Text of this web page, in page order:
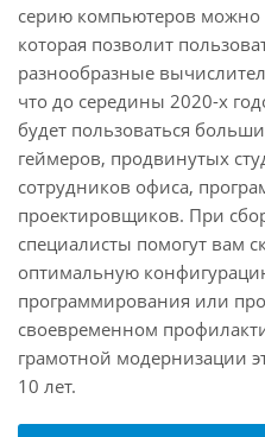
серию компьютеров можно
которая позволит
разнообразные
что до середины 2020-х
будет пользоваться
геймеров, продвинутых
сотрудников офиса,
проектировщиков. При
специалисты помогут вам
оптимальную
программирования или
своевременном
грамотной модернизации
10 лет.